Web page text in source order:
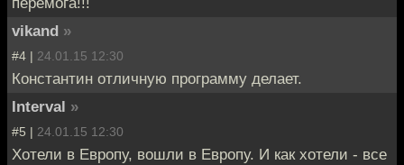
vikand »
#4 | 24.01.15 12:30
Константин отличную программу делает.
Interval »
#5 | 24.01.15 12:30
Хотели в Европу, вошли в Европу. И как хотели - все